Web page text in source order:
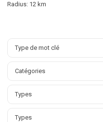
Radius: 12 km
Catégories
Types
Types